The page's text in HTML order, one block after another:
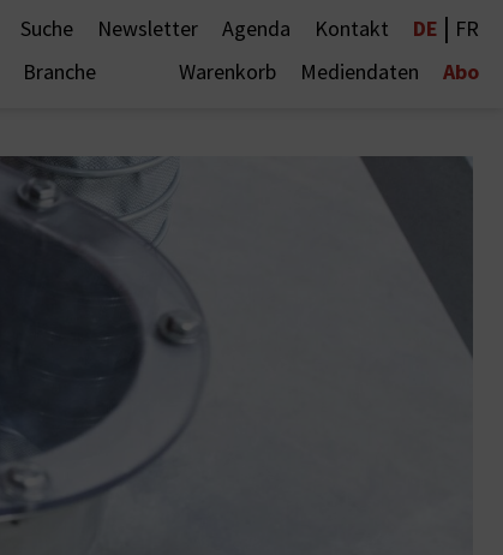
Suche Newsletter Agenda Kontakt DE | FR
Branche Warenkorb Mediendaten Abo